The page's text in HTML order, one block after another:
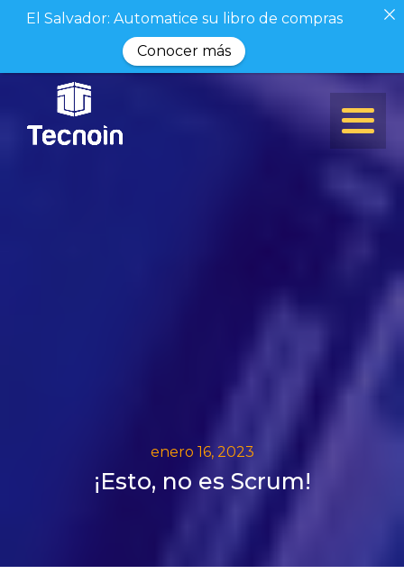
enero 16, 2023
¡Esto, no es Scrum!
El Salvador: Automatice su libro de compras
Conocer más